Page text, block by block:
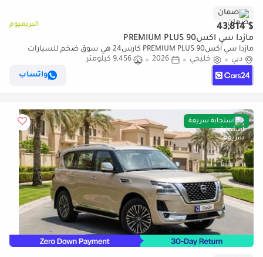
ضمان
$ 43,814 البريميوم
مازدا سي اكس90 PREMIUM PLUS
مازدا سي اكس90 PREMIUM PLUS كارس24 هي سوق ضخم للسيارات
المستعملة موثوق ومضمون ٪كارس24 هي سوق ضخم للسيارات
المستعملة موثوق ومضمون
دبي خليجي 2026
9,456 كيلومتر
واتساب
استجابة سريعة